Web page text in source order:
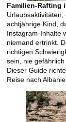
Familien-Rafting
achtjährige Kind,
Instagram-Inhalte
niemand ertrinkt.
richtigen
sein, nie
Dieser Guide
Reise nach